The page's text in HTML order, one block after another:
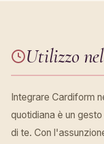
Utilizzo
Integrare Cardiform
quotidiana è un
di te. Con